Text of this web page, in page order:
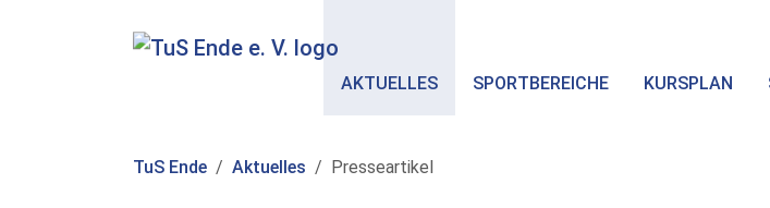
AKTUELLES SPORTBEREICHE KURSPLAN
TuS Ende Aktuelles Presseartikel